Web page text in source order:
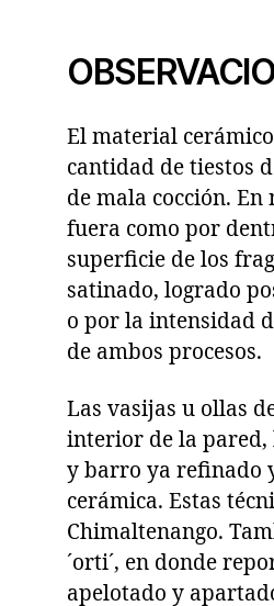
El material
cantidad de tiestos
de mala cocción.
fuera como por
superficie de los
satinado, logrado
o por la intensidad
de ambos procesos.
Las vasijas u ollas
interior de la pared,
y barro ya refinado
cerámica. Estas
Chimaltenango.
´orti´, en donde
apelotado y